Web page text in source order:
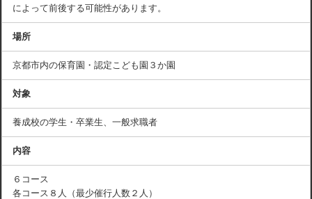
によって前後する可能性があります。
場所
京都市内の保育園・認定こども園３か園
対象
養成校の学生・卒業生、一般求職者
内容
６コース
各コース８人（最少催行人数２人）